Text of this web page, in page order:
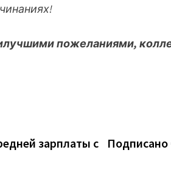
пожеланиями,
зарплаты с
Подписано